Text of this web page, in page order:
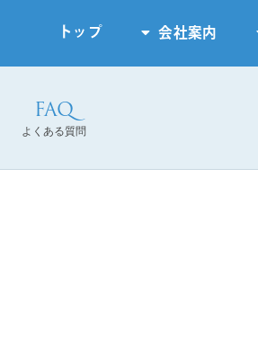
トップ 会社案内
よくある質問